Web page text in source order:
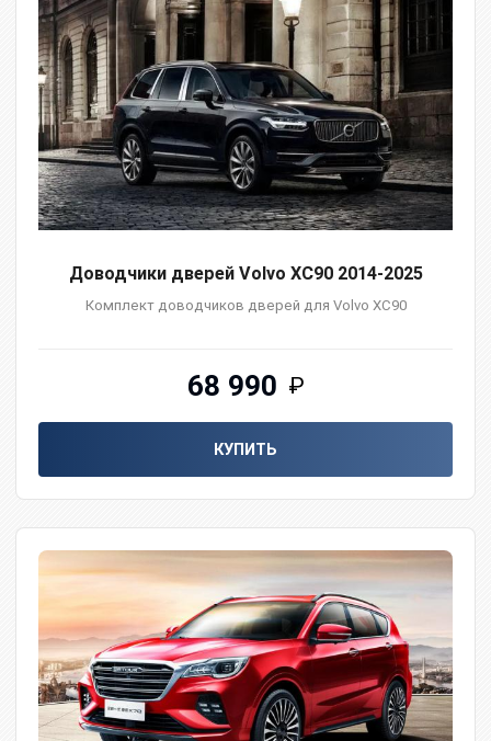
Доводчики дверей Volvo XC90 2014-2025
Комплект доводчиков дверей для Volvo XC90
68 990 ₽
КУПИТЬ